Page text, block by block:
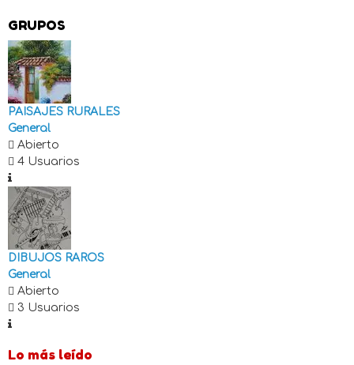
GRUPOS
PAISAJES RURALES
General
Abierto
4 Usuarios
DIBUJOS RAROS
General
Abierto
3 Usuarios
Lo más leído